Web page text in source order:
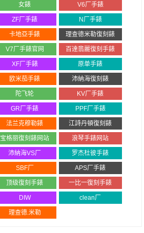
女錶 V6厂手錶
ZF厂手錶 N厂手錶
卡地亞手錶 理查德米勒復刻錶
V7厂手錶官网 百達翡麗復刻手錶
XF厂手錶 原单手錶
欧米茄手錶 沛納海復刻錶
陀飞轮 KV厂手錶
GR厂手錶 PPF厂手錶
法兰克穆勒錶 江詩丹頓復刻錶
宝格丽復刻錶网站 浪琴手錶网站
沛納海VS厂 罗杰杜彼手錶
SBF厂 APS厂手錶
顶级復刻手錶 一比一復刻手錶
DIW clean厂
理查德.米勒